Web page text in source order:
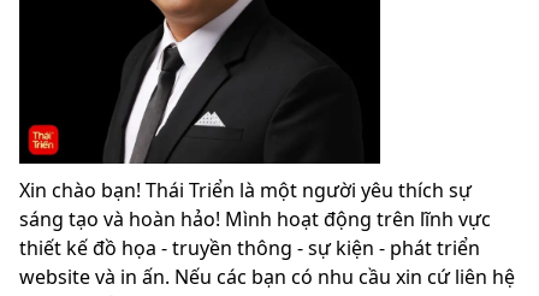
Xin chào bạn! Thái Triển là một người yêu thích sự
sáng tạo và hoàn hảo! Mình hoạt động trên lĩnh vực
thiết kế đồ họa - truyền thông - sự kiện - phát triển
website và in ấn. Nếu các bạn có nhu cầu xin cứ liên hệ